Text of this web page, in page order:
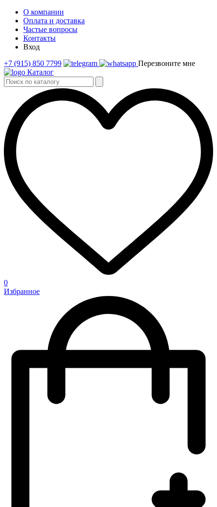
О компании
Оплата и доставка
Частые вопросы
Контакты
Вход
+7 (915) 850 7799
Перезвоните мне
Каталог
0
Избранное